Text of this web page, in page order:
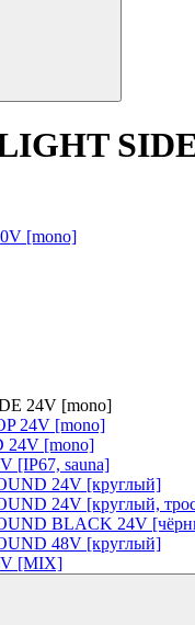
[mono]
24V [mono]
24V [mono]
24V [mono]
[IP67, sauna]
24V [круглый]
24V [круглый,
BLACK 24V
48V [круглый]
[MIX]